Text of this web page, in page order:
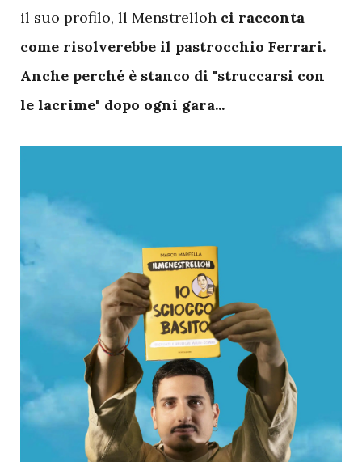
il suo profilo, ll Menstrelloh ci racconta
come risolverebbe il pastrocchio Ferrari.
Anche perché è stanco di "struccarsi con
le lacrime" dopo ogni gara...